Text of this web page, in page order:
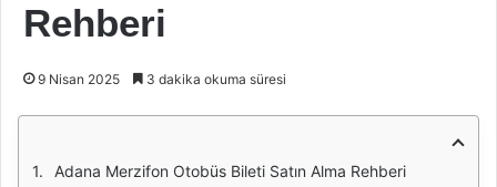
Rehberi
9 Nisan 2025 3 dakika okuma süresi
Adana Merzifon Otobüs Bileti Satın Alma Rehberi